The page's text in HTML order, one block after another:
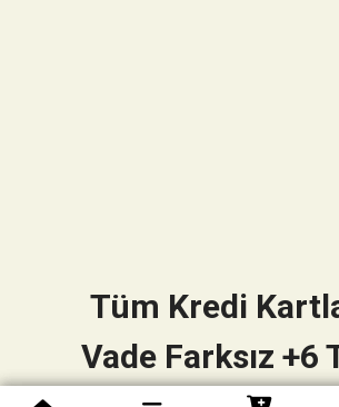
Tüm Kredi
Vade Farksız +6